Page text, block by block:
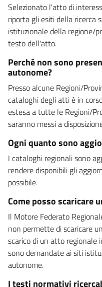
Selezionato l'atto di
riporta gli esiti della ricerca
istituzionale della regione/
testo dell'atto.
Perché non sono
autonome?
Presso alcune Regioni/
cataloghi degli atti è in
estesa a tutte le Regioni/
saranno messi a
Ogni quanto sono
I cataloghi regionali sono
rendere disponibili gli
possibile.
Come posso scaricare
Il Motore Federato
non permette di scaricare
scarico di un atto regionale
sono demandate ai siti
autonome.
I testi normativi